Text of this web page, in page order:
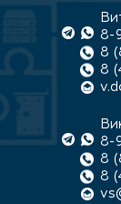
8-
8
8
8-
8
8